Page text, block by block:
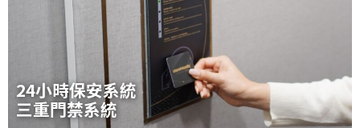
24小時保安系統
三重門禁系統